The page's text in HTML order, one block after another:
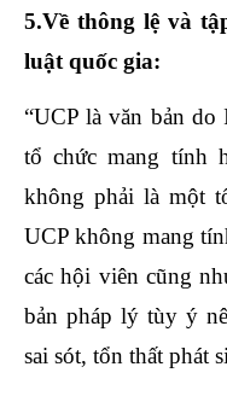
5.Về thông lệ và
luật quốc gia:
“UCP là văn bản
tổ chức mang tính
không phải là một
UCP không mang
các hội viên cũng
bản pháp lý tùy ý
sai sót, tổn thất phát